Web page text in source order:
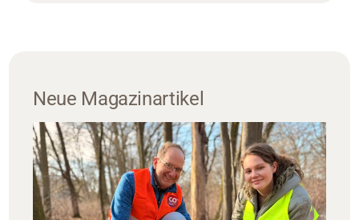
Neue Magazinartikel